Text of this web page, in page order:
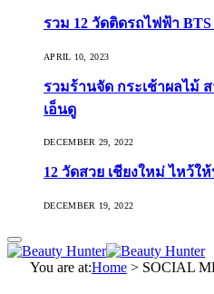
รวม 12 วัดติดรถไฟฟ้า
APRIL 10, 2023
รวมร้านจัด กระเช้าผลไม้
เอ็นดู
DECEMBER 29, 2022
12 วัดสวย เชียงใหม่ ไหว้ใ
DECEMBER 19, 2022
You are at:Home > SOCIAL